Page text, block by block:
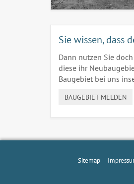
Sie wissen, dass
Dann nutzen Sie
diese ihr
Baugebiet bei uns
BAUGEBIET MELDEN
Sitemap